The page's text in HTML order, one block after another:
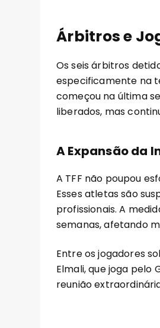
Árbitros e
Os seis árbitros
especificamente na
começou na última
liberados, mas
A Expansão da
A TFF não poupou
Esses atletas são
profissionais. A
semanas, afetando
Entre os jogadores
Elmali, que joga pelo
reunião